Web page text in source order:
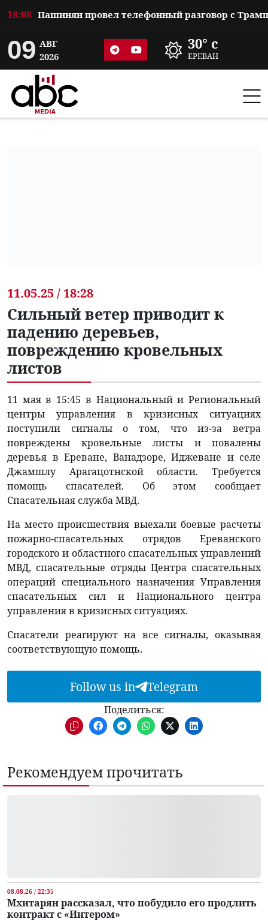
18:08
09 АВГ
2026
30° c
ЕРЕВАН
11.05.25 / 18:28
Сильный ветер приводит к
падению деревьев,
повреждению кровельных
листов
11 мая в 15:45 в Национальный и Региональный
центры управления в кризисных ситуациях
поступили сигналы о том, что из-за ветра
повреждены кровельные листы и повалены
деревья в Ереване, Ванадзоре, Иджеване и селе
Джамшлу Арагацотнской области. Требуется
помощь спасателей. Об этом сообщает
Спасательная служба МВД.
На место происшествия выехали боевые расчеты
пожарно-спасательных отрядов Ереванского
городского и областного спасательных управлений
МВД, спасательные отряды Центра спасательных
операций специального назначения Управления
спасательных сил и Национального центра
управления в кризисных ситуациях.
Спасатели реагируют на все сигналы, оказывая
соответствующую помощь.
Follow us in Telegram
Поделиться:
Рекомендуем прочитать
08.08.26 / 22:35
Мхитарян рассказал, что побудило его продлить
контракт с «Интером»